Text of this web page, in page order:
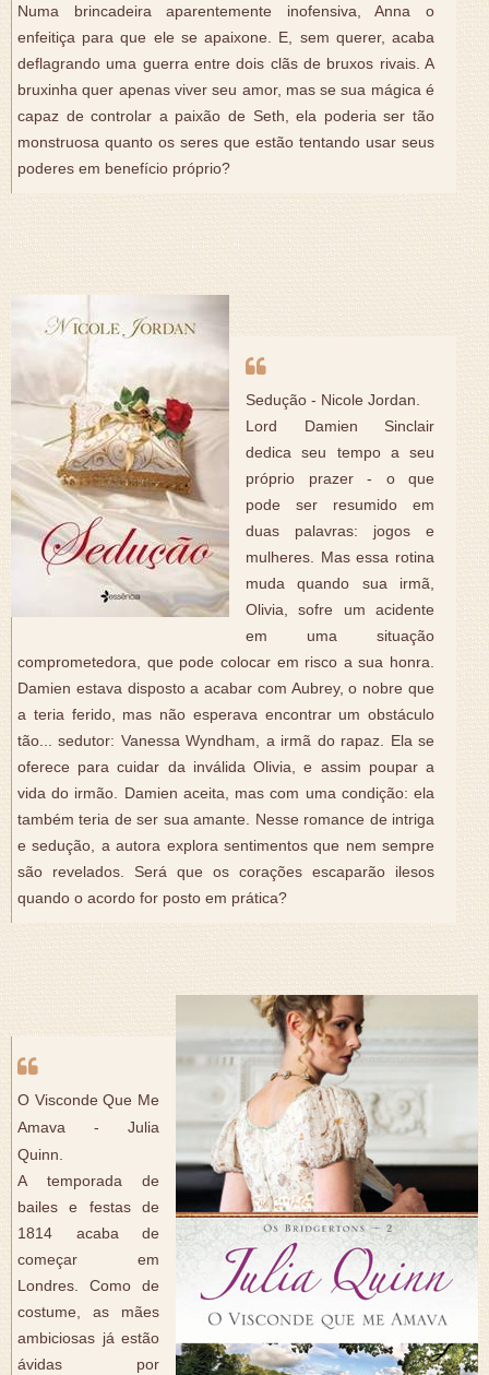
Numa brincadeira aparentemente inofensiva, Anna o
enfeitiça para que ele se apaixone. E, sem querer, acaba
deflagrando uma guerra entre dois clãs de bruxos rivais. A
bruxinha quer apenas viver seu amor, mas se sua mágica é
capaz de controlar a paixão de Seth, ela poderia ser tão
monstruosa quanto os seres que estão tentando usar seus
poderes em benefício próprio?
Sedução - Nicole Jordan.
Lord Damien Sinclair
dedica seu tempo a seu
próprio prazer - o que
pode ser resumido em
duas palavras: jogos e
mulheres. Mas essa rotina
muda quando sua irmã,
Olivia, sofre um acidente
em uma situação
comprometedora, que pode colocar em risco a sua honra.
Damien estava disposto a acabar com Aubrey, o nobre que
a teria ferido, mas não esperava encontrar um obstáculo
tão... sedutor: Vanessa Wyndham, a irmã do rapaz. Ela se
oferece para cuidar da inválida Olivia, e assim poupar a
vida do irmão. Damien aceita, mas com uma condição: ela
também teria de ser sua amante. Nesse romance de intriga
e sedução, a autora explora sentimentos que nem sempre
são revelados. Será que os corações escaparão ilesos
quando o acordo for posto em prática?
O Visconde Que Me
Amava - Julia
Quinn.
A temporada de
bailes e festas de
1814 acaba de
começar em
Londres. Como de
costume, as mães
ambiciosas já estão
ávidas por